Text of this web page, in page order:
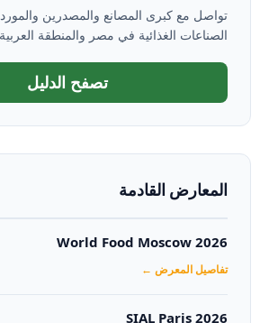
تواصل مع كبرى المصانع والمصدرين
الصناعات الغذائية في مصر والمنطقة
تصفح الدليل
المعارض القادمة
World Food Moscow 2026
تفاصيل المعرض ←
SIAL Paris 2026